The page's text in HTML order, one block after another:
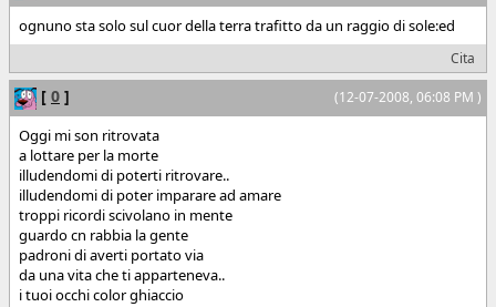
ognuno sta solo sul cuor della terra trafitto da un raggio di sole:ed
Cita
(12-07-2008, 06:08 PM )
[ 0 ]
Oggi mi son ritrovata
a lottare per la morte
illudendomi di poterti ritrovare..
illudendomi di poter imparare ad amare
troppi ricordi scivolano in mente
guardo cn rabbia la gente
padroni di averti portato via
da una vita che ti apparteneva..
i tuoi occhi color ghiaccio